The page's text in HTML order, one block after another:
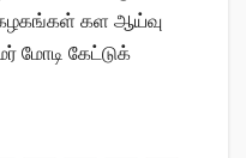
கள ஆய்வு
மோடி கேட்டுக்